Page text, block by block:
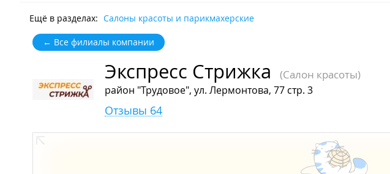
Ещё в разделах: Салоны красоты и парикмахерские
← Все филиалы компании
Экспресс Стрижка (Салон красоты)
район "Трудовое", ул. Лермонтова, 77 стр. 3
Отзывы 64